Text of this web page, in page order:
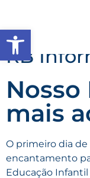
RB
mais
O primeiro dia
encantamento
Educação Infantil
Abrir a barra de